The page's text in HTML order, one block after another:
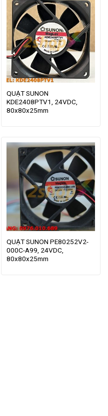
QUẠT SUNON
KDE2408PTV1, 24VDC,
80x80x25mm
QUẠT SUNON PE80252V2-
000C-A99, 24VDC,
80x80x25mm